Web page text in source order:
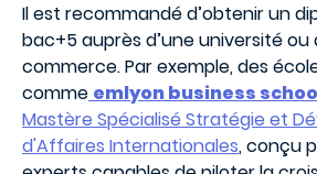
Il est recommandé d’obtenir un
bac+5 auprès d’une université ou
commerce. Par exemple, des
comme emlyon business
Mastère Spécialisé Stratégie et
d'Affaires Internationales, conçu